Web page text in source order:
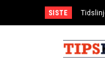
SISTE